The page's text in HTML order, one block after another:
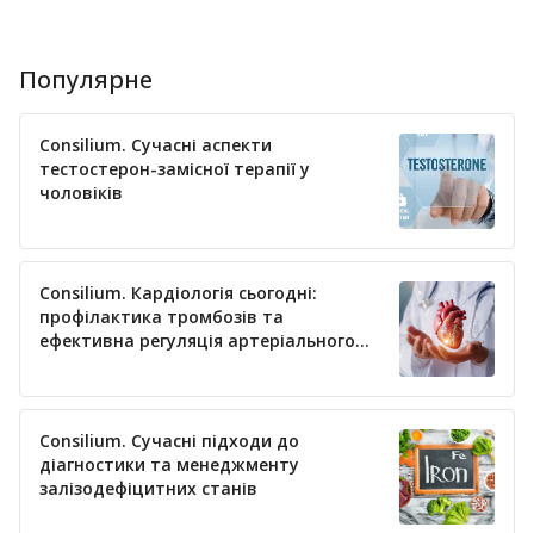
Популярне
Consilium. Сучасні аспекти
тестостерон-замісної терапії у
чоловіків
Consilium. Кардіологія сьогодні:
профілактика тромбозів та
ефективна регуляція артеріального
Consilium. Сучасні підходи до
діагностики та менеджменту
залізодефіцитних станів